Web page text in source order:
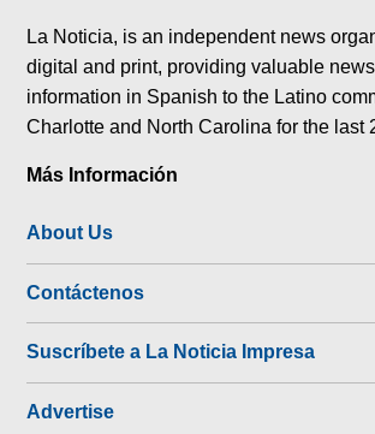
La Noticia, is an independent news
digital and print, providing valuable
information in Spanish to the Latino
Charlotte and North Carolina for the last
Más Información
About Us
Contáctenos
Suscríbete a La Noticia Impresa
Advertise